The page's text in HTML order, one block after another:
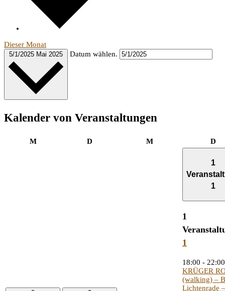
Dieser Monat
5/1/2025 Mai 2025 Datum wählen.
Kalender von Veranstaltungen
MMontag D MMittwoch D
1
1
1
1
18:00 - 22:00
KRÜGER
(walking) –
Lichtenrade –